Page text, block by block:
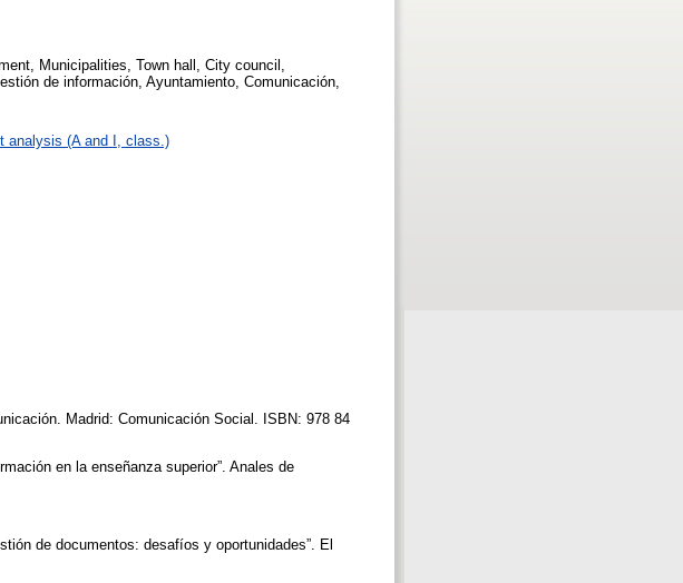
Municipalities, Town hall, City council,
de información, Ayuntamiento, Comunicación,
analysis (A and I, class.)
Madrid: Comunicación Social. ISBN: 978 84
en la enseñanza superior”. Anales de
de documentos: desafíos y oportunidades”. El